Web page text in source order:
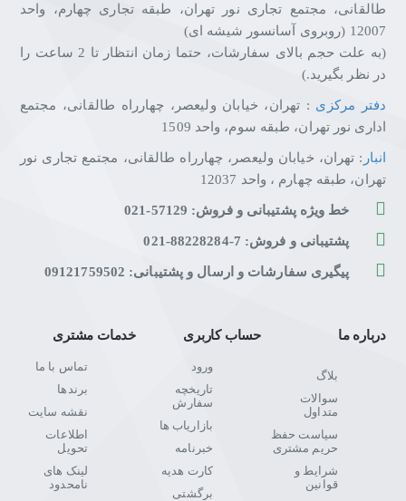
طالقانی، مجتمع تجاری نور تهران، طبقه تجاری چهارم، واحد
12007 (روبروی آسانسور شیشه ای)
(به علت حجم بالای سفارشات، حتما زمان انتظار تا 2 ساعت را
در نظر بگیرید.)
دفتر مرکزی : تهران، خیابان ولیعصر، چهارراه طالقانی، مجتمع
اداری نور تهران، طبقه سوم، واحد 1509
انبار : تهران، خیابان ولیعصر، چهارراه طالقانی، مجتمع تجاری نور
تهران، طبقه چهارم ، واحد 12037
خط ویژه پشتیبانی و فروش: 57129-021
پشتیبانی و فروش: 7-88228284-021
پیگیری سفارشات و ارسال و پشتیبانی: 09121759502
درباره ما
بلاگ
سوالات
متداول
سیاست حفظ
حریم مشتری
شرایط و
قوانین
حساب کاربری
ورود
تاریخچه
سفارش
بازاریاب ها
خبرنامه
کارت هدیه
برگشتی
خدمات مشتری
تماس با ما
برندها
نقشه سایت
اطلاعات
تحویل
لینک های
نامحدود